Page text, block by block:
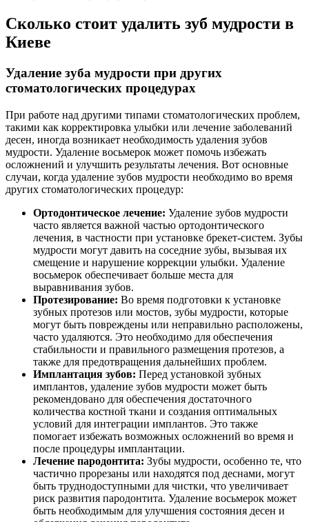
Сколько стоит удалить зуб мудрости в
Киеве
Удаление зуба мудрости при других
стоматологических процедурах
При работе над другими типами стоматологических проблем,
такими как корректировка улыбки или лечение заболеваний
десен, иногда возникает необходимость удаления зубов
мудрости. Удаление восьмерок может помочь избежать
осложнений и улучшить результаты лечения. Вот основные
случаи, когда удаление зубов мудрости необходимо во время
других стоматологических процедур:
Ортодонтическое лечение: Удаление зубов мудрости
часто является важной частью ортодонтического
лечения, в частности при установке брекет-систем. Зубы
мудрости могут давить на соседние зубы, вызывая их
смещение и нарушение коррекции улыбки. Удаление
восьмерок обеспечивает больше места для
выравнивания зубов.
Протезирование: Во время подготовки к установке
зубных протезов или мостов, зубы мудрости, которые
могут быть повреждены или неправильно расположены,
часто удаляются. Это необходимо для обеспечения
стабильности и правильного размещения протезов, а
также для предотвращения дальнейших проблем.
Имплантация зубов: Перед установкой зубных
имплантов, удаление зубов мудрости может быть
рекомендовано для обеспечения достаточного
количества костной ткани и создания оптимальных
условий для интеграции имплантов. Это также
помогает избежать возможных осложнений во время и
после процедуры имплантации.
Лечение пародонтита: Зубы мудрости, особенно те, что
частично прорезаны или находятся под деснами, могут
быть труднодоступными для чистки, что увеличивает
риск развития пародонтита. Удаление восьмерок может
быть необходимым для улучшения состояния десен и